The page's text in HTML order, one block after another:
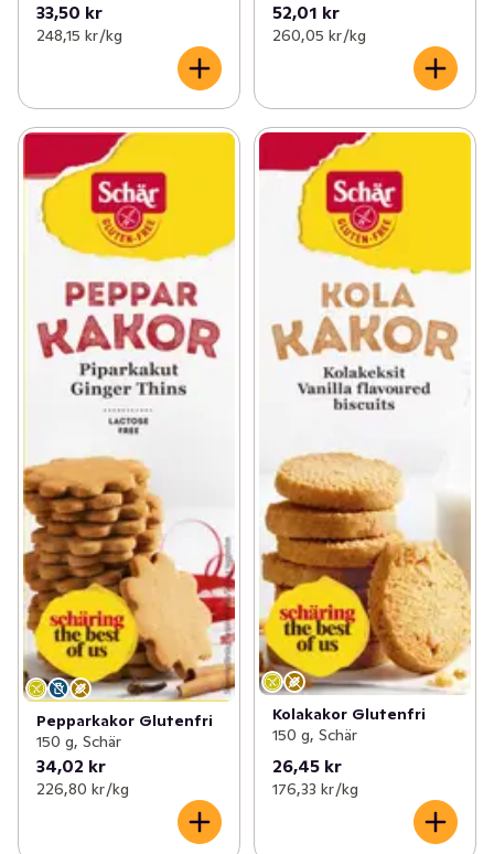
33,50 kr
248,15 kr /kg
52,01 kr
260,05 kr /kg
Pepparkakor Glutenfri
150 g, Schär
34,02 kr
226,80 kr /kg
Kolakakor Glutenfri
150 g, Schär
26,45 kr
176,33 kr /kg